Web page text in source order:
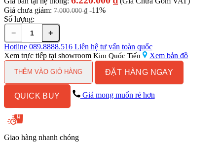
Giá chưa giảm: 7.000.000₫ -11%
Số lượng:
Sen
Nóng
Lạnh
AMERICAN
WF-
Nhiệt
Độ
Active
số
lượng
−
+
Hotline 089.8888.516 Liên hệ tư vấn toàn quốc
Xem trực tiếp tại showroom Kim Quốc Tiến Xem bản đồ
THÊM VÀO GIỎ HÀNG ĐẶT HÀNG NGAY
QUICK BUY Giá mong muốn rẻ hơn
Giao hàng nhanh chóng